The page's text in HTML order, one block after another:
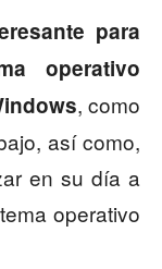
para
operativo
, como
así como,
en su día a
operativo